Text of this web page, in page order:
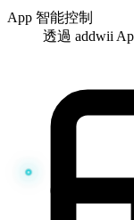
App 智能控制
透過 addwii